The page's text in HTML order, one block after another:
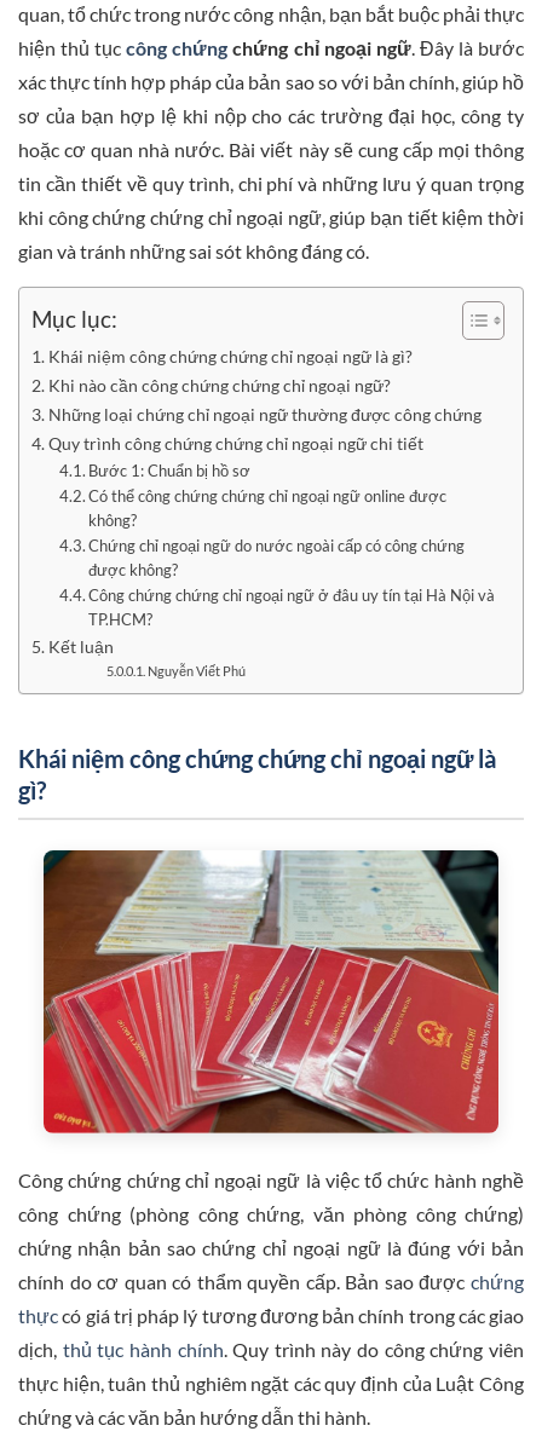
quan, tổ chức trong nước công nhận, bạn bắt buộc phải thực
hiện thủ tụccông chứng chứng chỉ ngoại ngữ. Đây là bước
xác thực tính hợp pháp của bản sao so với bản chính, giúp hồ
sơ của bạn hợp lệ khi nộp cho các trường đại học, công ty
hoặc cơ quan nhà nước. Bài viết này sẽ cung cấp mọi thông
tin cần thiết về quy trình, chi phí và những lưu ý quan trọng
khi công chứng chứng chỉ ngoại ngữ, giúp bạn tiết kiệm thời
gian và tránh những sai sót không đáng có.
Mục lục:
Khái niệm công chứng chứng chỉ ngoại ngữ là gì?
Khi nào cần công chứng chứng chỉ ngoại ngữ?
Những loại chứng chỉ ngoại ngữ thường được công chứng
Quy trình công chứng chứng chỉ ngoại ngữ chi tiết
Bước 1: Chuẩn bị hồ sơ
Có thể công chứng chứng chỉ ngoại ngữ online được
không?
Chứng chỉ ngoại ngữ do nước ngoài cấp có công chứng
được không?
Công chứng chứng chỉ ngoại ngữ ở đâu uy tín tại Hà Nội và
TP.HCM?
Kết luận
Nguyễn Viết Phú
Khái niệm công chứng chứng chỉ ngoại ngữ là
gì?
Công chứng chứng chỉ ngoại ngữ là việc tổ chức hành nghề
công chứng (phòng công chứng, văn phòng công chứng)
chứng nhận bản sao chứng chỉ ngoại ngữ là đúng với bản
chính do cơ quan có thẩm quyền cấp. Bản sao được chứng
thựccó giá trị pháp lý tương đương bản chính trong các giao
dịch, thủ tục hành chính . Quy trình này do công chứng viên
thực hiện, tuân thủ nghiêm ngặt các quy định của Luật Công
chứng và các văn bản hướng dẫn thi hành.